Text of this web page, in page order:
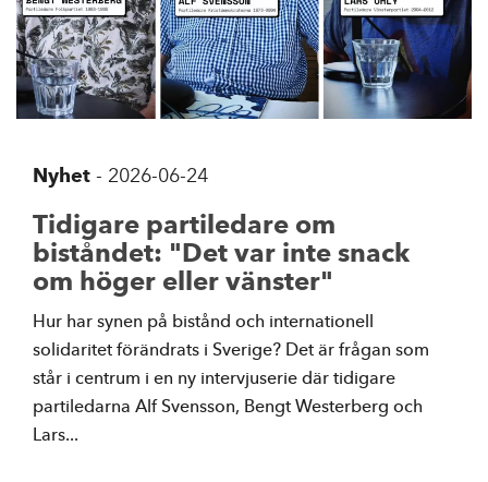
Nyhet - 2026-06-24
Tidigare partiledare om
biståndet: "Det var inte snack
om höger eller vänster"
Hur har synen på bistånd och internationell
solidaritet förändrats i Sverige? Det är frågan som
står i centrum i en ny intervjuserie där tidigare
partiledarna Alf Svensson, Bengt Westerberg och
Lars...